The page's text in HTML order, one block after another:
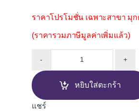
ราคาโปรโมชั่น เฉพาะสาขา มุ
(ราคารวมภาษีมูลค่าเพิ่มแล้ว)
- +
หยิบใส่ตะกร้า
แชร์